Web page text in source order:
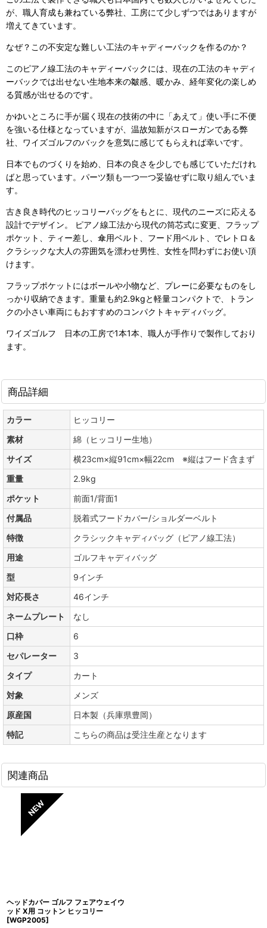
が、職人育成も兼ねている弊社、工房にて少しずつではありますが
増えてきています。
なぜ？この不安定な難しい工法のキャディーバックを作るのか？
このピアノ線工法のキャディーバックには、現在の工法のキャディ
ーバックでは出せない生地本来の皺感、暖かみ、経年変化の楽しめ
る質感が出せるのです。
かゆいところに手が届く現在の技術の中に「あえて」使い手に不便
を強いる仕様となっていますが、温故知新がスローガンである弊
社、ワイズゴルフのバックを意気に感じてもらえれば幸いです。
日本でものづくりを始め、日本の良さを少しでも感じていただけれ
ばと思っています。パーツ類も一つ一つ妥協せずに取り組んでいま
す。
古き良き時代のヒッコリーバッグをもとに、現代のニーズに応える
設計でデザイン。 ピアノ線工法から現代の筒芯式に変更、フラップ
ポケット、ティー差し、傘用ベルト、フード用ベルト、でレトロ＆
クラシックな大人の雰囲気を漂わせ男性、女性を問わずにお使い頂
けます。
フラップポケットにはボールや小物など、プレーに必要なものをし
っかり収納できます。重量も約2.9kgと軽量コンパクトで、トラン
クの小さい車両にもおすすめのコンパクトキャディバッグ。
ワイズゴルフ 日本の工房で1本1本、職人が手作りで製作しており
ます。
商品詳細
カラー
ヒッコリー
素材
綿（ヒッコリー生地）
サイズ
横23cm×縦91cm×幅22cm ※縦はフード含まず
重量
2.9kg
ポケット
前面1/背面1
付属品
脱着式フードカバー/ショルダーベルト
特徴
クラシックキャディバッグ（ピアノ線工法）
用途
ゴルフキャディバッグ
型
9インチ
対応長さ
46インチ
ネームプレート
なし
口枠
6
セパレーター
3
タイプ
カート
対象
メンズ
原産国
日本製（兵庫県豊岡）
特記
こちらの商品は受注生産となります
関連商品
ヘッドカバー ゴルフ フェアウェイウ
ッド X用 コットン ヒッコリー
[WGP2005]